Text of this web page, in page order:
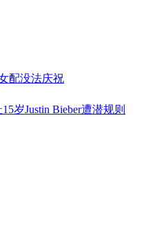
配没法庆祝
岁Justin Bieber遭潜规则